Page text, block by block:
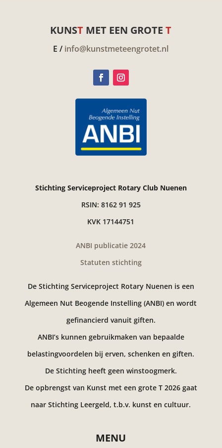
KUNST MET EEN GROTET
E / info@kunstmeteengrotet.nl
Stichting Serviceproject Rotary Club Nuenen
RSIN: 8162 91 925
KVK 17144751
ANBI publicatie 2024
Statuten stichting
De Stichting Serviceproject Rotary Nuenen is een
Algemeen Nut Beogende Instelling (ANBI) en wordt
gefinancierd vanuit giften.
ANBI’s kunnen gebruikmaken van bepaalde
belastingvoordelen bij erven, schenken en giften.
De Stichting heeft geen winstoogmerk.
De opbrengst van Kunst met een grote T 2026 gaat
naar Stichting Leergeld, t.b.v. kunst en cultuur.
MENU